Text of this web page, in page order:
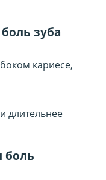
зуба
кариесе,
длительнее